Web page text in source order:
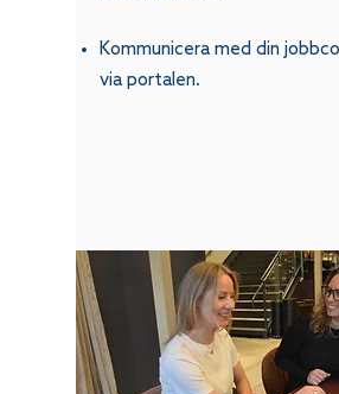
Kommunicera med din
via portalen.